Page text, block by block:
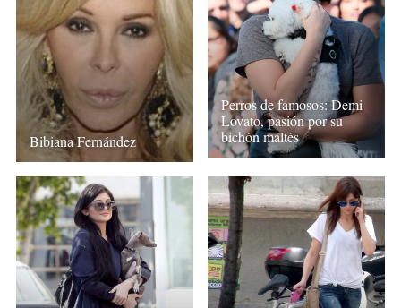
Bibiana Fernández
Perros de famosos: Demi
Lovato, pasión por su
bichón maltés